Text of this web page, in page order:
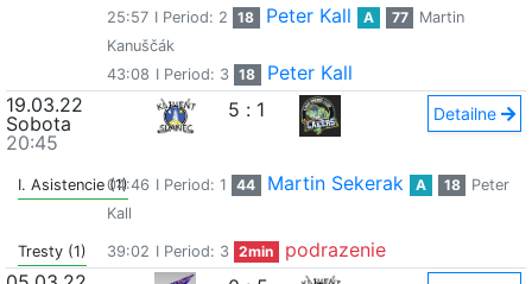
25:57 I Period: 2 18 Peter Kall A 77
Martin
Kanuščák
43:08 I Period: 3 18
Peter Kall
19.03.22
Sobota
20:45
5 : 1 Detailne
I. Asistencie (1)04:46 I Period: 1 44 Martin Sekerak A 18
Peter
Kall
Tresty (1) 39:02 I Period: 3 2min
podrazenie